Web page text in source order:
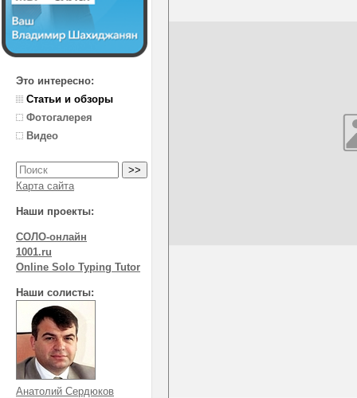
Это интересно:
Статьи и обзоры
Фотогалерея
Видео
Карта сайта
Наши проекты:
СОЛО-онлайн
1001.ru
Online Solo Typing Tutor
Наши солисты:
Анатолий Сердюков